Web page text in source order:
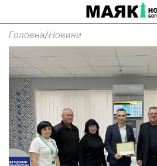
Головна/Новини